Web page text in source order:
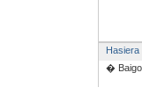
Hasiera
�